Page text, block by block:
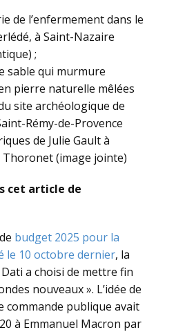
de l’enfermement dans le
à Saint-Nazaire
;
sable qui murmure
pierre naturelle mêlées
site archéologique de
Rémy-de-Provence
de Julie Gault à
Thoronet (image jointe)
cet article de
budget 2025 pour la
le 10 octobre dernier, la
a choisi de mettre fin
nouveaux ». L’idée de
commande publique avait
à Emmanuel Macron par